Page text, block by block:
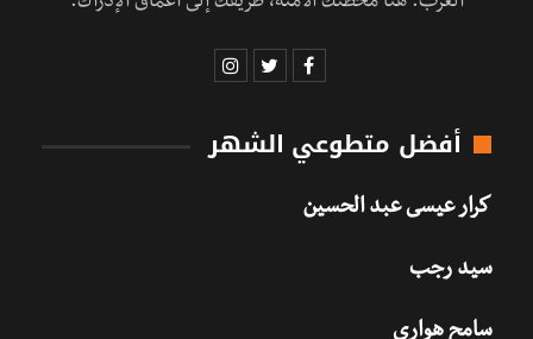
أفضل متطوعي الشهر
كرار عيسى عبد الحسين
سيد رجب
سامح هواري